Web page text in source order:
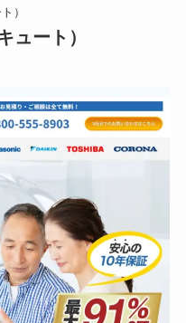
）
ュート）